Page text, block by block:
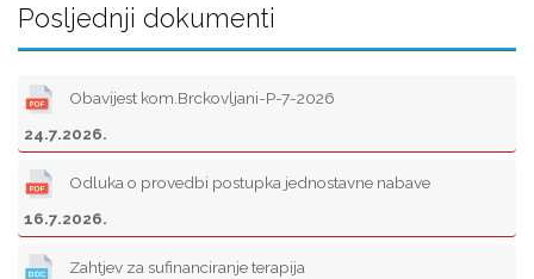
Posljednji dokumenti
Obavijest kom.Brckovljani-P-7-2026
24.7.2026.
Odluka o provedbi postupka jednostavne nabave
16.7.2026.
Zahtjev za sufinanciranje terapija